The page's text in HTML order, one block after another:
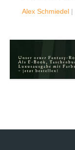
Alex Schmiedel |